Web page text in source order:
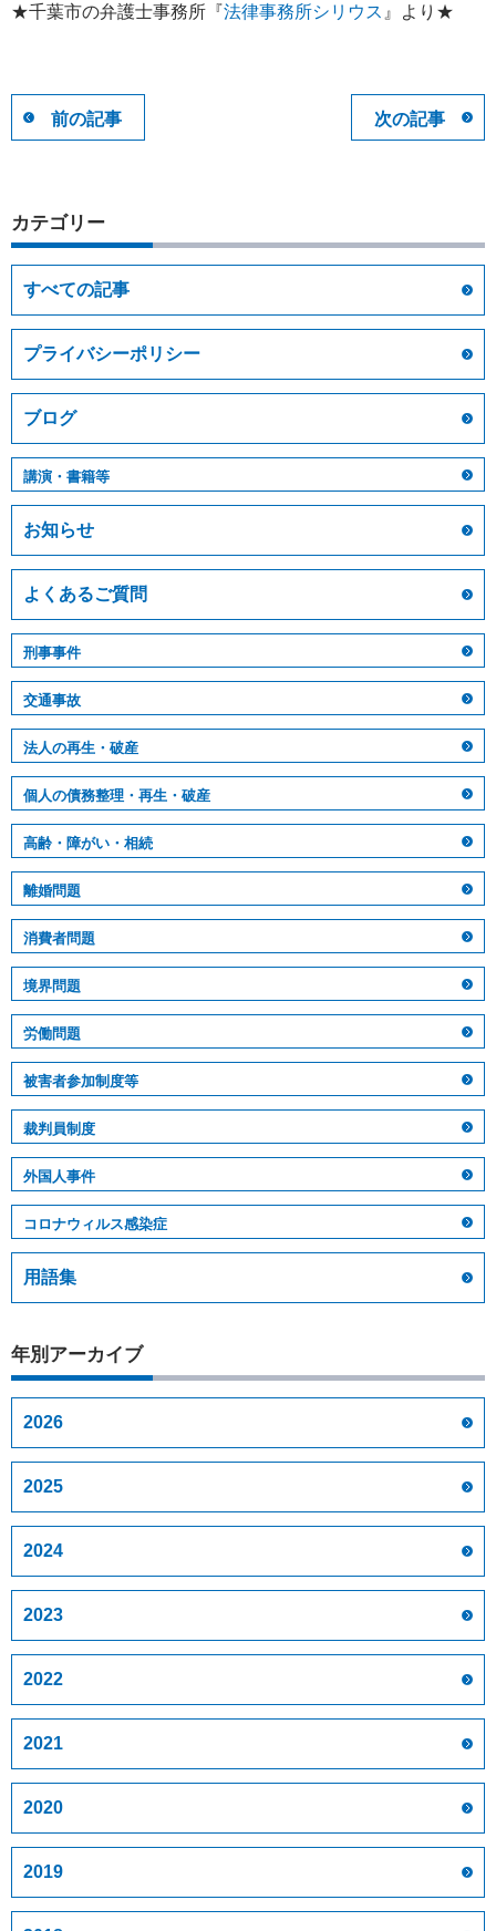
★千葉市の弁護士事務所『法律事務所シリウス 』より★
前の記事 次の記事
カテゴリー
すべての記事
プライバシーポリシー
ブログ
講演・書籍等
お知らせ
よくあるご質問
刑事事件
交通事故
法人の再生・破産
個人の債務整理・再生・破産
高齢・障がい・相続
離婚問題
消費者問題
境界問題
労働問題
被害者参加制度等
裁判員制度
外国人事件
コロナウィルス感染症
用語集
年別アーカイブ
2026
2025
2024
2023
2022
2021
2020
2019